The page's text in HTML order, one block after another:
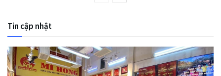
Tin cập nhật